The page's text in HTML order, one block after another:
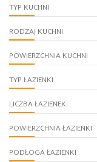
TYP KUCHNI
RODZAJ KUCHNI
POWIERZCHNIA KUCHNI
TYP ŁAZIENKI
LICZBA ŁAZIENEK
POWIERZCHNIA ŁAZIENKI
PODŁOGA ŁAZIENKI